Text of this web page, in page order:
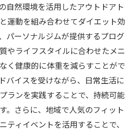
自然環境を活用したアウトドアト
運動を組み合わせてダイエット効
パーソナルジムが提供するプログ
やライフスタイルに合わせたメニ
く健康的に体重を減らすことがで
バイスを受けながら、日常生活に
ランを実践することで、持続可能
。さらに、地域で人気のフィット
ティイベントを活用することで、